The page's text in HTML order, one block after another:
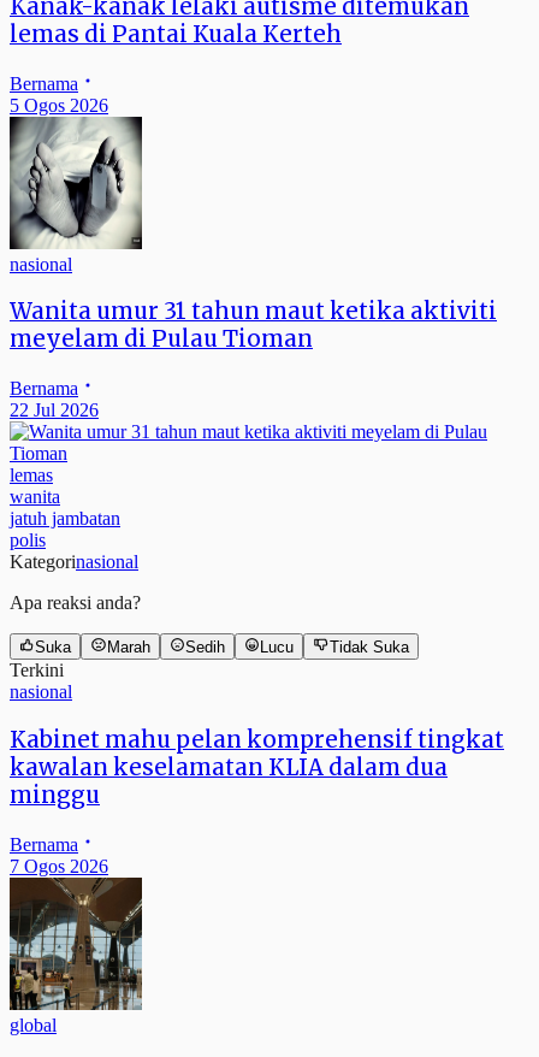
Kanak-kanak lelaki autisme ditemukan
lemas di Pantai Kuala Kerteh
Bernama
5 Ogos 2026
nasional
Wanita umur 31 tahun maut ketika aktiviti
meyelam di Pulau Tioman
Bernama
22 Jul 2026
lemas
wanita
jatuh jambatan
polis
Kategorinasional
Apa reaksi anda?
Suka Marah Sedih Lucu Tidak Suka
Terkini
nasional
Kabinet mahu pelan komprehensif tingkat
kawalan keselamatan KLIA dalam dua
minggu
Bernama
7 Ogos 2026
global